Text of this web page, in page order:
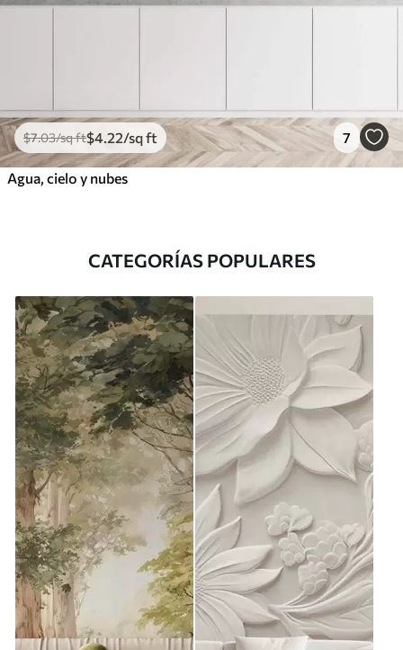
$7.03/sq ft$4 .22/sq ft 7
Agua, cielo y nubes
CATEGORÍAS POPULARES